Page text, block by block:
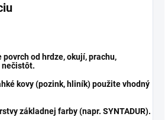
od hrdze, okují, prachu,
nečistôt.
kovy (pozink, hliník) použite vhodný
základnej farby(napr. SYNTADUR).